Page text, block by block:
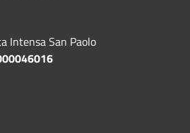
Intensa San Paolo